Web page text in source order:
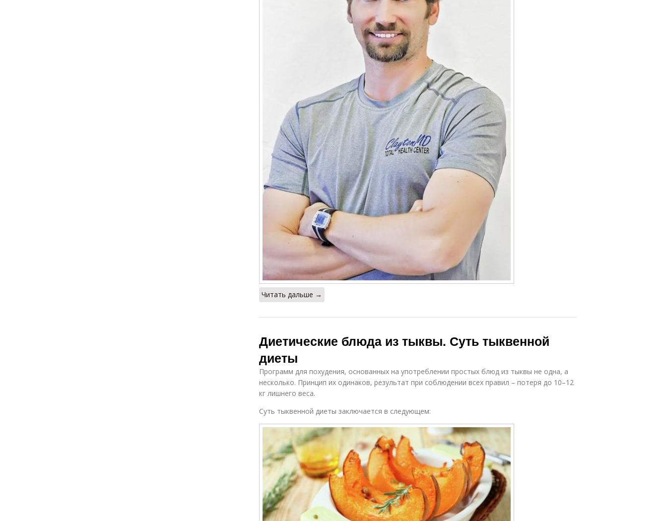
Читать дальше →
Диетические блюда из тыквы. Суть тыквенной
диеты
Программ для похудения, основанных на употреблении простых блюд из тыквы не одна, а
несколько. Принцип их одинаков, результат при соблюдении всех правил – потеря до 10–12
кг лишнего веса.
Суть тыквенной диеты заключается в следующем: